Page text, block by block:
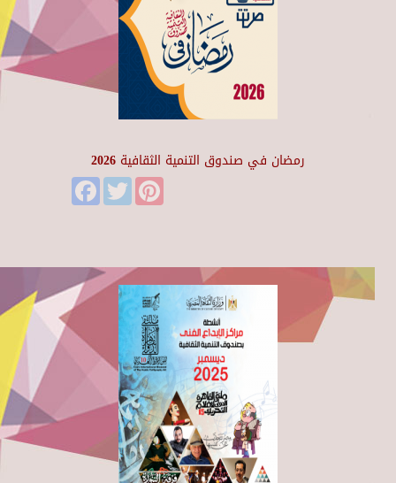
رمضان في صندوق التنمية الثقافية 2026
FacebookTwitter